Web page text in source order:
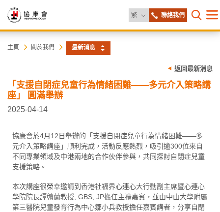
繁 更改語言聯絡我們
打開目
協
會
主頁 關於我們 最新消息
返回最新消息
「支援自閉症兒童行為情緒困難——多元介入策略講
座」 圓滿舉辦
2025-04-14
協康會於4月12日舉辦的「支援自閉症兒童行為情緒困難——多
元介入策略講座」順利完成，活動反應熱烈，吸引逾300位來自
不同專業領域及中港兩地的合作伙伴參與，共同探討自閉症兒童
支援策略。
本次講座很榮幸邀請到香港社福界心連心大行動副主席暨心連心
學院院長譚贛蘭教授, GBS, JP擔任主禮嘉賓，並由中山大學附屬
第三醫院兒童發育行為中心鄒小兵教授擔任嘉賓講者，分享自閉